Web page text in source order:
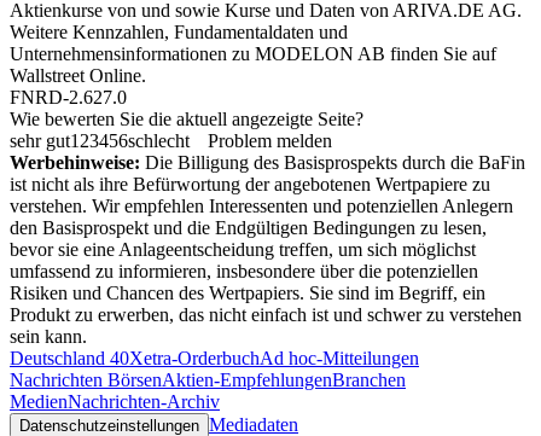
Aktienkurse von und sowie Kurse und Daten von ARIVA.DE AG.
Weitere Kennzahlen, Fundamentaldaten und
Unternehmensinformationen zu MODELON AB finden Sie auf
Wallstreet Online.
FNRD-2.627.0
Wie bewerten Sie die aktuell angezeigte Seite?
sehr gut1 23456schlecht
Problem melden
Werbehinweise: Die Billigung des Basisprospekts durch die BaFin
ist nicht als ihre Befürwortung der angebotenen Wertpapiere zu
verstehen. Wir empfehlen Interessenten und potenziellen Anlegern
den Basisprospekt und die Endgültigen Bedingungen zu lesen,
bevor sie eine Anlageentscheidung treffen, um sich möglichst
umfassend zu informieren, insbesondere über die potenziellen
Risiken und Chancen des Wertpapiers. Sie sind im Begriff, ein
Produkt zu erwerben, das nicht einfach ist und schwer zu verstehen
sein kann.
Deutschland 40Xetra-OrderbuchAd hoc-Mitteilungen
Nachrichten BörsenAktien-EmpfehlungenBranchen
MedienNachrichten-Archiv
Datenschutzeinstellungen Mediadaten